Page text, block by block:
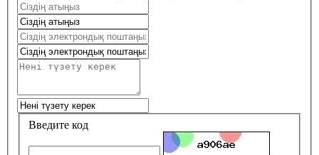
Введите код